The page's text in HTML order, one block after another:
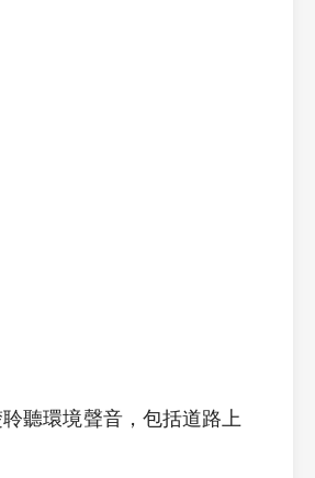
聽環境聲音，包括道路上